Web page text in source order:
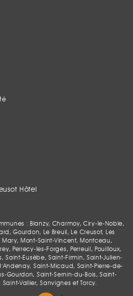
Hôtel
: Blanzy, Charmoy, Ciry-le-Noble,
Gourdon, Le Breuil, Le Creusot, Les
Mont-Saint-Vincent, Montceau,
Perrecy-les-Forges, Perreuil, Pouilloux,
Saint-Eusèbe, Saint-Firmin, Saint-Julien-
Saint-Micaud, Saint-Pierre-de-
Gourdon, Saint-Sernin-du-Bois, Saint-
Vallier, Sanvignes et Torcy.